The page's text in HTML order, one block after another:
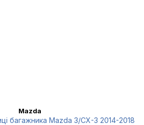
Mazda
багажника Mazda 3/CX-3 2014-2018